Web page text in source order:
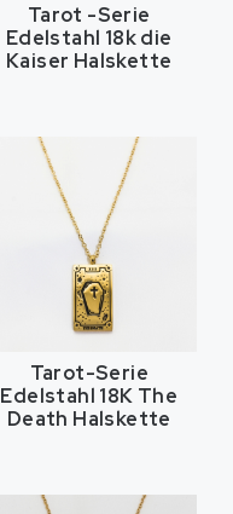
Tarot -Serie
Edelstahl 18k die
Kaiser Halskette
Tarot-Serie
Edelstahl 18K The
Death Halskette